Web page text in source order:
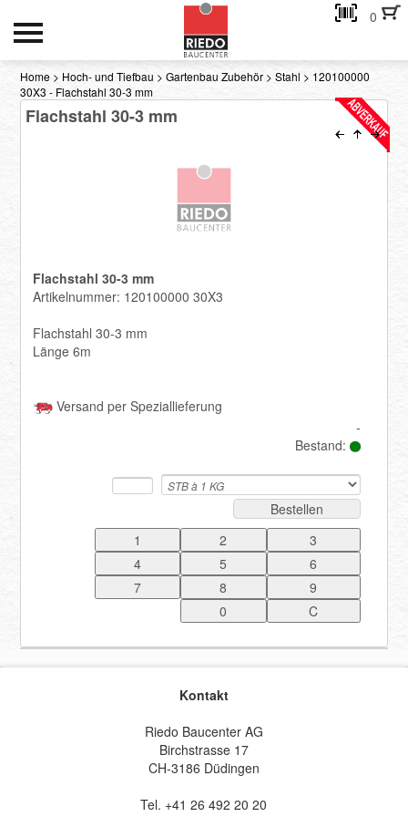
0
HOCH- UND TIEFBAU
INNENAUSBAU
eMail-Adresse
Passwort:
Passwort anfordern
Home > Hoch- und Tiefbau >Gartenbau Zubehör >Stahl > 120100000
30X3 - Flachstahl 30-3 mm
Flachstahl 30-3 mm
Flachstahl 30-3 mm
Artikelnummer: 120100000 30X3
Flachstahl 30-3 mm
Länge 6m
Versand per Speziallieferung
-
Bestand:
Bestellen
Kontakt
Riedo Baucenter AG
Birchstrasse 17
CH-3186 Düdingen
Tel. +41 26 492 20 20